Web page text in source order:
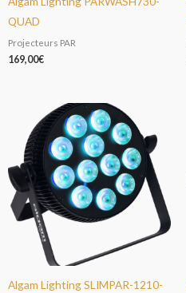
QUAD
Projecteurs PAR
169,00€
Algam Lighting SLIMPAR-1210-